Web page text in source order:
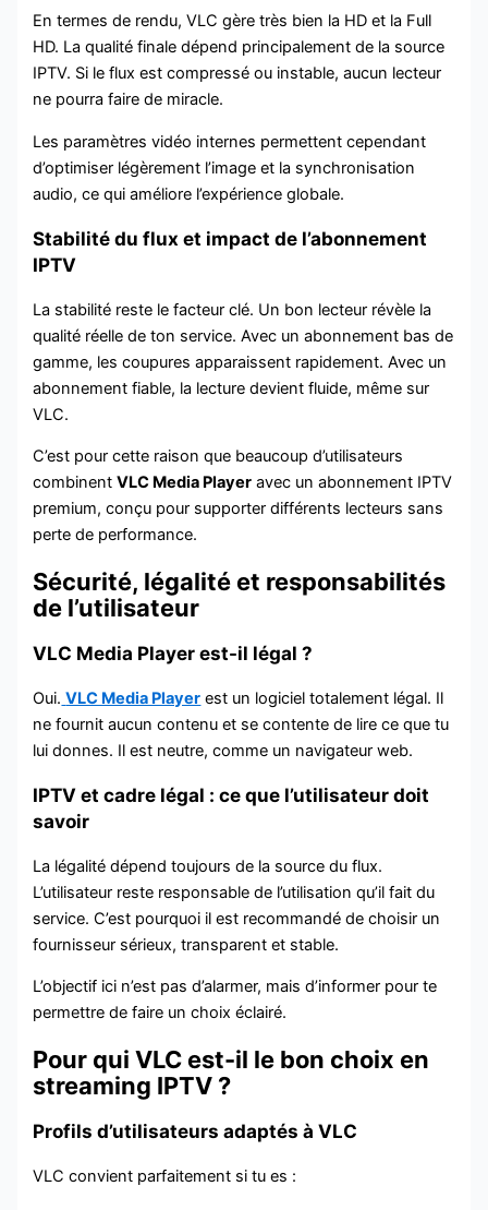
En termes de rendu, VLC gère très bien la HD et la Full
HD. La qualité finale dépend principalement de la source
IPTV. Si le flux est compressé ou instable, aucun lecteur
ne pourra faire de miracle.
Les paramètres vidéo internes permettent cependant
d’optimiser légèrement l’image et la synchronisation
audio, ce qui améliore l’expérience globale.
Stabilité du flux et impact de l’abonnement
IPTV
La stabilité reste le facteur clé. Un bon lecteur révèle la
qualité réelle de ton service. Avec un abonnement bas de
gamme, les coupures apparaissent rapidement. Avec un
abonnement fiable, la lecture devient fluide, même sur
VLC.
C’est pour cette raison que beaucoup d’utilisateurs
combinentVLC Media Player avec un abonnement IPTV
premium, conçu pour supporter différents lecteurs sans
perte de performance.
Sécurité, légalité et responsabilités
de l’utilisateur
VLC Media Player est-il légal ?
Oui. VLC Media Player est un logiciel totalement légal. Il
ne fournit aucun contenu et se contente de lire ce que tu
lui donnes. Il est neutre, comme un navigateur web.
IPTV et cadre légal : ce que l’utilisateur doit
savoir
La légalité dépend toujours de la source du flux.
L’utilisateur reste responsable de l’utilisation qu’il fait du
service. C’est pourquoi il est recommandé de choisir un
fournisseur sérieux, transparent et stable.
L’objectif ici n’est pas d’alarmer, mais d’informer pour te
permettre de faire un choix éclairé.
Pour qui VLC est-il le bon choix en
streaming IPTV ?
Profils d’utilisateurs adaptés à VLC
VLC convient parfaitement si tu es :